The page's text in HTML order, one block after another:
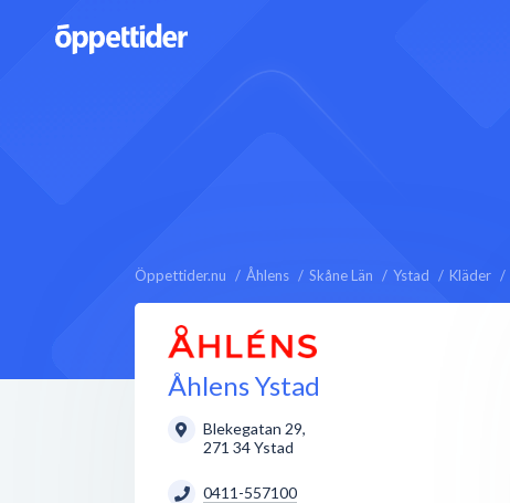
Öppettider.nu Åhlens Skåne Län Ystad Kläder
Åhlens Ystad
Blekegatan 29,
271 34Ystad
0411-557100